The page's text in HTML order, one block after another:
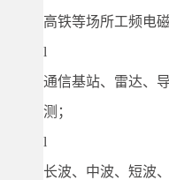
高铁等场所工频电
l
通信基站、雷达、
测；
l
长波、中波、短波